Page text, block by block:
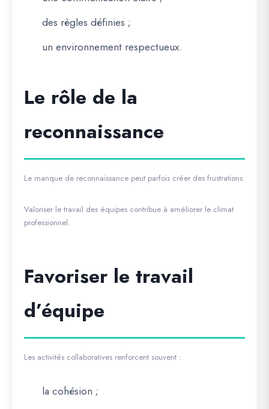
des règles définies ;
un environnement respectueux.
Le rôle de la
reconnaissance
Le manque de reconnaissance peut parfois créer des frustrations.
Valoriser le travail des équipes contribue à améliorer le climat
professionnel.
Favoriser le travail
d’équipe
Les activités collaboratives renforcent souvent :
la cohésion ;